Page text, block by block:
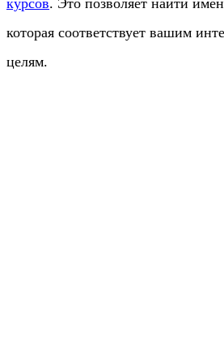
которая соответствует вашим
целям.